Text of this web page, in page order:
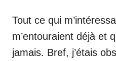
Tout ce qui
m’entouraient déjà et
jamais. Bref, j’étais